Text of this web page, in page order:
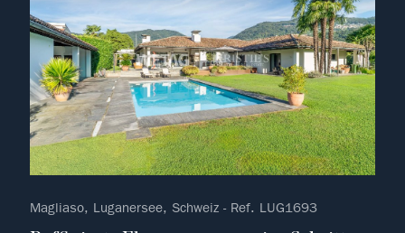
Magliaso, Luganersee, Schweiz - Ref. LUG1693